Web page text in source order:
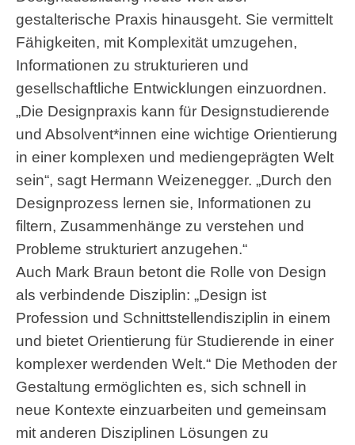
gestalterische Praxis hinausgeht. Sie vermittelt
Fähigkeiten, mit Komplexität umzugehen,
Informationen zu strukturieren und
gesellschaftliche Entwicklungen einzuordnen.
„Die Designpraxis kann für Designstudierende
und Absolvent*innen eine wichtige Orientierung
in einer komplexen und mediengeprägten Welt
sein“, sagt Hermann Weizenegger. „Durch den
Designprozess lernen sie, Informationen zu
filtern, Zusammenhänge zu verstehen und
Probleme strukturiert anzugehen.“
Auch Mark Braun betont die Rolle von Design
als verbindende Disziplin: „Design ist
Profession und Schnittstellendisziplin in einem
und bietet Orientierung für Studierende in einer
komplexer werdenden Welt.“ Die Methoden der
Gestaltung ermöglichten es, sich schnell in
neue Kontexte einzuarbeiten und gemeinsam
mit anderen Disziplinen Lösungen zu